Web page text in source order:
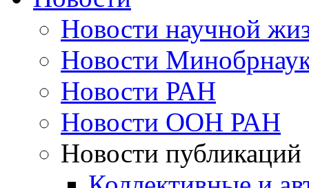
Новости научной
Новости
Новости РАН
Новости ООН РАН
Новости публикаций